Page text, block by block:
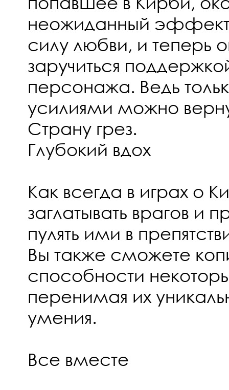
неожиданный
силу любви, и теперь
заручиться
персонажа. Ведь
усилиями можно
Страну грез.
Глубокий вдох
Как всегда в играх о
заглатывать врагов и
пулять ими в
Вы также сможете
способности
перенимая их
умения.
Все вместе